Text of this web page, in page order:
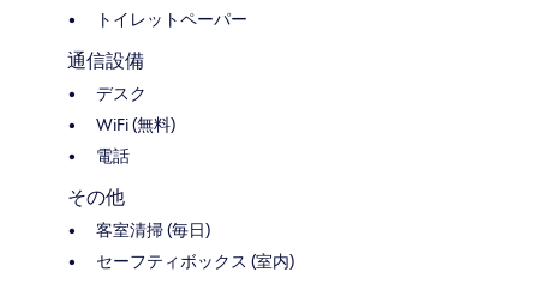
トイレットペーパー
通信設備
デスク
WiFi (無料)
電話
その他
客室清掃 (毎日)
セーフティボックス (室内)